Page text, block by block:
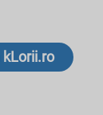
kLorii.ro